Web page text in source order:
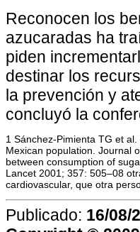
Reconocen los
azucaradas ha
piden
destinar los
la prevención y
concluyó la
1 Sánchez-Pimienta TG et al.
Mexican population. Journal
between consumption of
Lancet 2001; 357: 505–08
cardiovascular, que otra
Publicado: 16/08/